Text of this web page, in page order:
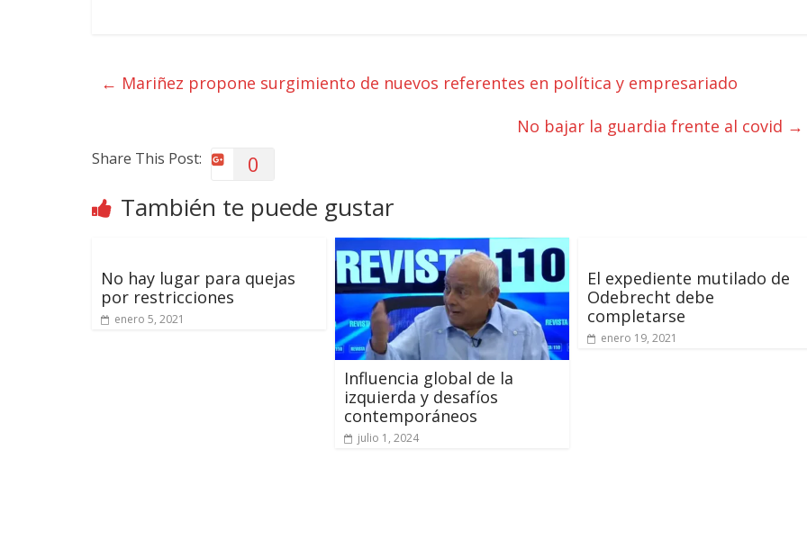
← Mariñez propone surgimiento de nuevos referentes en política y empresariado
No bajar la guardia frente al covid →
Share This Post: 0
También te puede gustar
No hay lugar para quejas
por restricciones
enero 5, 2021
Influencia global de la
izquierda y desafíos
contemporáneos
julio 1, 2024
El expediente mutilado de
Odebrecht debe
completarse
enero 19, 2021